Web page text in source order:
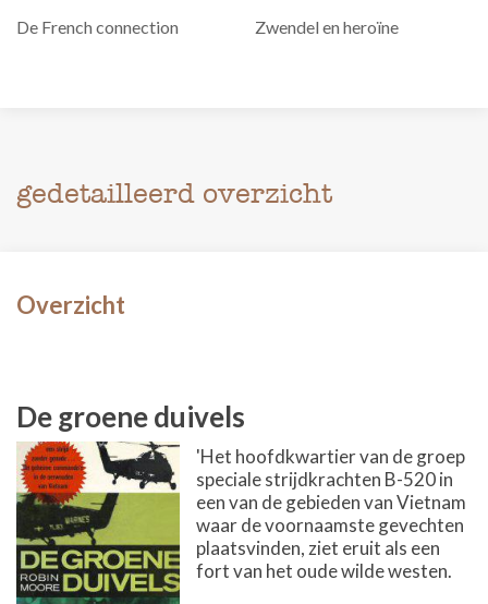
De French connection Zwendel en heroïne
gedetailleerd overzicht
Overzicht
De groene duivels
'Het hoofdkwartier van de groep
speciale strijdkrachten B-520 in
een van de gebieden van Vietnam
waar de voornaamste gevechten
plaatsvinden, ziet eruit als een
fort van het oude wilde westen.